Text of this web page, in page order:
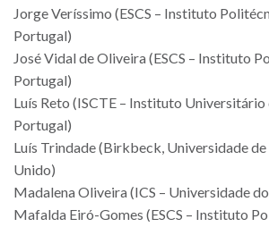
Jorge Veríssimo (ESCS – Instituto
Portugal)
José Vidal de Oliveira (ESCS – Instituto
Portugal)
Luís Reto (ISCTE – Instituto Universitário
Portugal)
Luís Trindade (Birkbeck, Universidade de
Unido)
Madalena Oliveira (ICS – Universidade
Mafalda Eiró-Gomes (ESCS – Instituto